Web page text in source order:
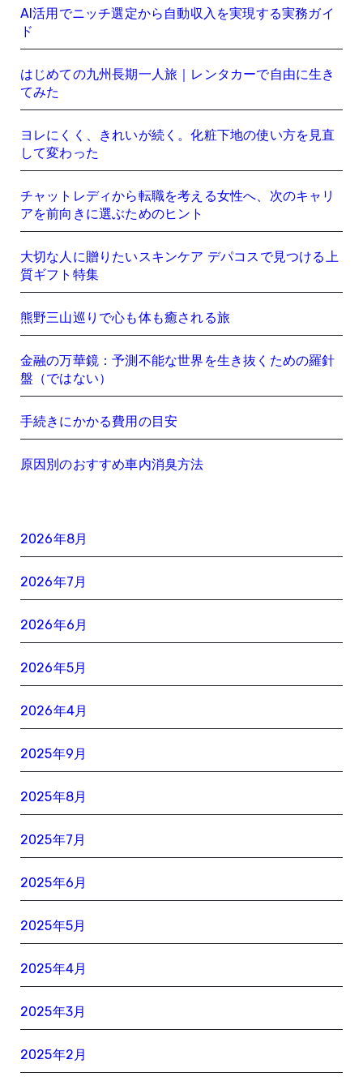
AI活用でニッチ選定から自動収入を実現する実務ガイ
ド
はじめての九州長期一人旅｜レンタカーで自由に生き
てみた
ヨレにくく、きれいが続く。化粧下地の使い方を見直
して変わった
チャットレディから転職を考える女性へ、次のキャリ
アを前向きに選ぶためのヒント
大切な人に贈りたいスキンケア デパコスで見つける上
質ギフト特集
熊野三山巡りで心も体も癒される旅
金融の万華鏡：予測不能な世界を生き抜くための羅針
盤（ではない）
手続きにかかる費用の目安
原因別のおすすめ車内消臭方法
2026年8月
2026年7月
2026年6月
2026年5月
2026年4月
2025年9月
2025年8月
2025年7月
2025年6月
2025年5月
2025年4月
2025年3月
2025年2月